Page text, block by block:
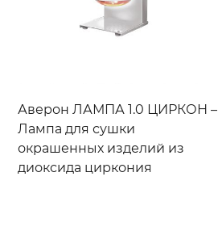
Аверон ЛАМПА 1.0 ЦИРКОН –
Лампа для сушки
окрашенных изделий из
диоксида циркония